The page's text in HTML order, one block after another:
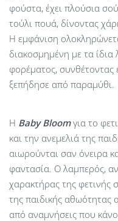
φούστα, έχει πλούσια
τούλι πουά, δίνοντας
Η εμφάνιση
διακοσμημένη με τα
φορέματος,
ξεπήδησε από παραμύθι.
Η Baby Bloom για το
και την ανεμελιά της
αιωρούνται σαν όνειρα
φαντασία. Ο λαμπερός,
χαρακτήρας της φετινής
της παιδικής
από αναμνήσεις που